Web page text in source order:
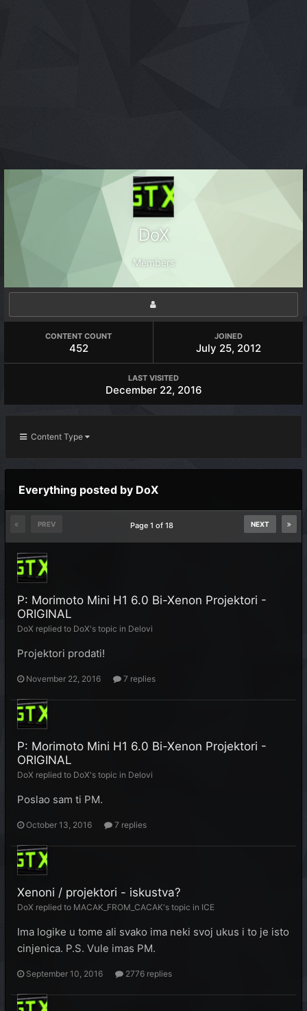
DoX
Members
CONTENT COUNT
452
JOINED
July 25, 2012
LAST VISITED
December 22, 2016
Content Type
Everything posted by DoX
PREV NEXT
Page 1 of 18
P: Morimoto Mini H1 6.0 Bi-Xenon Projektori -
ORIGINAL
DoX replied to DoX's topic in Delovi
Projektori prodati!
November 22, 2016 7 replies
P: Morimoto Mini H1 6.0 Bi-Xenon Projektori -
ORIGINAL
DoX replied to DoX's topic in Delovi
Poslao sam ti PM.
October 13, 2016 7 replies
Xenoni / projektori - iskustva?
DoX replied to MACAK_FROM_CACAK's topic in ICE
Ima logike u tome ali svako ima neki svoj ukus i to je isto
cinjenica. P.S. Vule imas PM.
September 10, 2016 2776 replies